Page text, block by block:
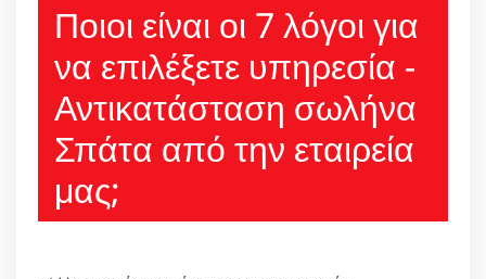
Ποιοι είναι οι 7 λόγοι για
να επιλέξετε υπηρεσία -
Αντικατάσταση σωλήνα
Σπάτα από την εταιρεία
μας;